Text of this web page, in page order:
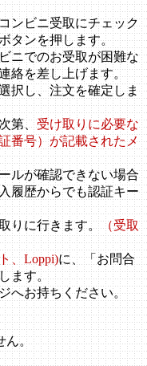
ンビニ受取にチェック
タンを押します。
ニでのお受取が困難な
絡を差し上げます。
択し、注文を確定しま
第、受け取りに必要な
番号）が記載されたメ
ルが確認できない場合
履歴からでも認証キー
りに行きます。（受取
、Loppi)に、「お問合
ます。
へお持ちください。
ん。